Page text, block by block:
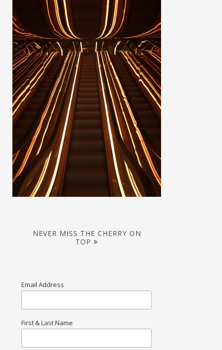
NEVER MISS THE CHERRY ON
TOP
Email Address
First & Last Name